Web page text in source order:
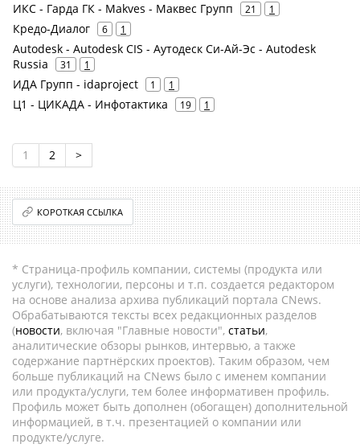
ИКС - Гарда ГК - Makves - Маквес Групп 21 1
Кредо-Диалог 6 1
Autodesk - Autodesk CIS - Аутодеск Си-Ай-Эс - Autodesk
Russia
31 1
ИДА Групп - idaproject 1 1
Ц1 - ЦИКАДА - Инфотактика 19 1
1 2 >
КОРОТКАЯ ССЫЛКА
* Страница-профиль компании, системы (продукта или
услуги), технологии, персоны и т.п. создается редактором
на основе анализа архива публикаций портала CNews.
Обрабатываются тексты всех редакционных разделов
(новости, включая "Главные новости", статьи,
аналитические обзоры рынков, интервью, а также
содержание партнёрских проектов). Таким образом, чем
больше публикаций на CNews было с именем компании
или продукта/услуги, тем более информативен профиль.
Профиль может быть дополнен (обогащен) дополнительной
информацией, в т.ч. презентацией о компании или
продукте/услуге.